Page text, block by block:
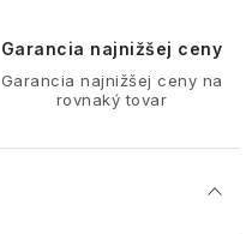
Garancia najnižšej ceny
Garancia najnižšej ceny na
rovnaký tovar